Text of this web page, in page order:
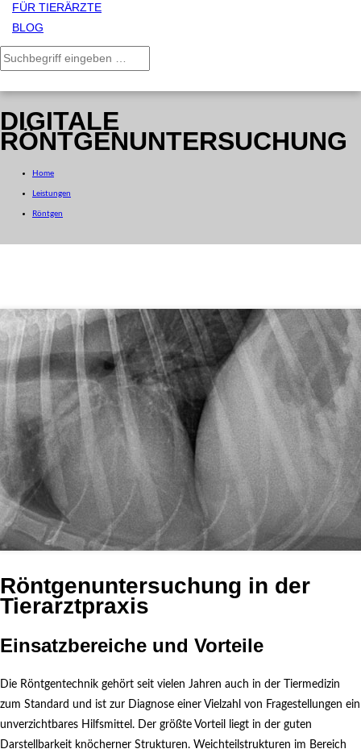
FÜR TIERÄRZTE
BLOG
DIGITALE
RÖNTGENUNTERSUCHUNG
Home
Leistungen
Röntgen
Röntgenuntersuchung in der
Tierarztpraxis
Einsatzbereiche und Vorteile
Die Röntgentechnik gehört seit vielen Jahren auch in der Tiermedizin
zum Standard und ist zur Diagnose einer Vielzahl von Fragestellungen ein
unverzichtbares Hilfsmittel. Der größte Vorteil liegt in der guten
Darstellbarkeit knöcherner Strukturen. Weichteilstrukturen im Bereich